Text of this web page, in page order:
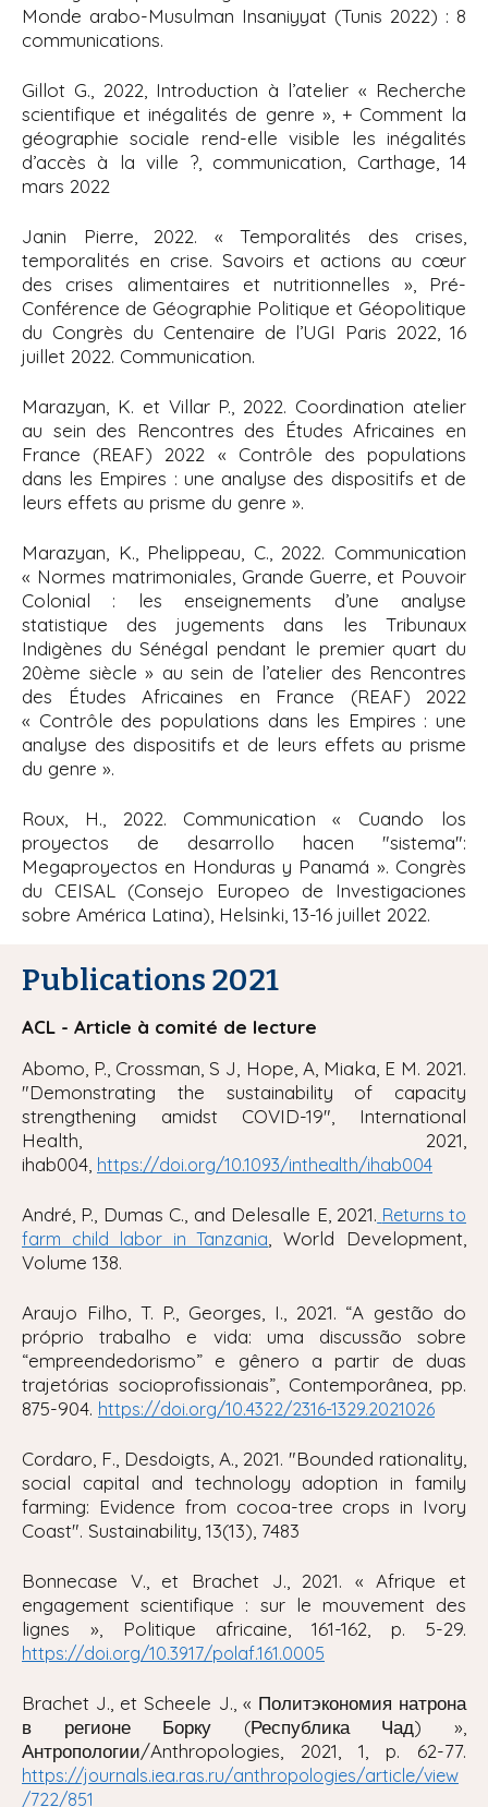
Monde arabo-Musulman Insaniyyat (Tunis 2022) : 8
communications.
Gillot G., 2022, Introduction à l’atelier « Recherche
scientifique et inégalités de genre », + Comment la
géographie sociale rend-elle visible les inégalités
d’accès à la ville ?, communication, Carthage, 14
mars 2022
Janin Pierre, 2022. « Temporalités des crises,
temporalités en crise. Savoirs et actions au cœur
des crises alimentaires et nutritionnelles », Pré-
Conférence de Géographie Politique et Géopolitique
du Congrès du Centenaire de l’UGI Paris 2022, 16
juillet 2022. Communication.
Marazyan, K. et Villar P., 2022. Coordination atelier
au sein des Rencontres des Études Africaines en
France (REAF) 2022 « Contrôle des populations
dans les Empires : une analyse des dispositifs et de
leurs effets au prisme du genre ».
Marazyan, K., Phelippeau, C., 2022. Communication
« Normes matrimoniales, Grande Guerre, et Pouvoir
Colonial : les enseignements d’une analyse
statistique des jugements dans les Tribunaux
Indigènes du Sénégal pendant le premier quart du
20ème siècle » au sein de l’atelier des Rencontres
des Études Africaines en France (REAF) 2022
« Contrôle des populations dans les Empires : une
analyse des dispositifs et de leurs effets au prisme
du genre ».
Roux, H., 2022. Communication « Cuando los
proyectos de desarrollo hacen "sistema":
Megaproyectos en Honduras y Panamá ». Congrès
du CEISAL (Consejo Europeo de Investigaciones
sobre América Latina), Helsinki, 13-16 juillet 2022.
Publications 2021
ACL - Article à comité de lecture
Abomo, P., Crossman, S J, Hope, A, Miaka, E M. 2021.
"Demonstrating the sustainability of capacity
strengthening amidst COVID-19", International
Health , 2021,
ihab004, https://doi.org/10.1093/inthealth/ihab004
André, P., Dumas C., and Delesalle E, 2021. Returns to
farm child labor in Tanzania , World Development
Volume 138.
Araujo Filho, T. P., Georges, I., 2021. “A gestão do
próprio trabalho e vida: uma discussão sobre
“empreendedorismo” e gênero a partir de duas
trajetórias socioprofissionais”, Contemporânea, pp.
875-904. https://doi.org/10.4322/2316-1329.2021026
Cordaro, F., Desdoigts, A., 2021. "Bounded rationality,
social capital and technology adoption in family
farming: Evidence from cocoa-tree crops in Ivory
Coast". Sustainability , 13(13), 7483
Bonnecase V., et Brachet J., 2021. « Afrique et
engagement scientifique : sur le mouvement des
lignes », Politique africaine, 161-162, p. 5-29.
https://doi.org/10.3917/polaf.161.0005
Brachet J., et Scheele J., « Политэкономия натрона
в регионе Борку (Республика Чад) »,
Антропологии/Anthropologies, 2021, 1, p. 62-77.
https://journals.iea.ras.ru/anthropologies/article/view
/722/851